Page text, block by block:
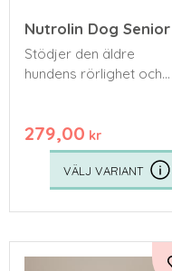
Nutrolin Dog Senior
Stödjer den äldre
hundens rörlighet och
279,00 kr